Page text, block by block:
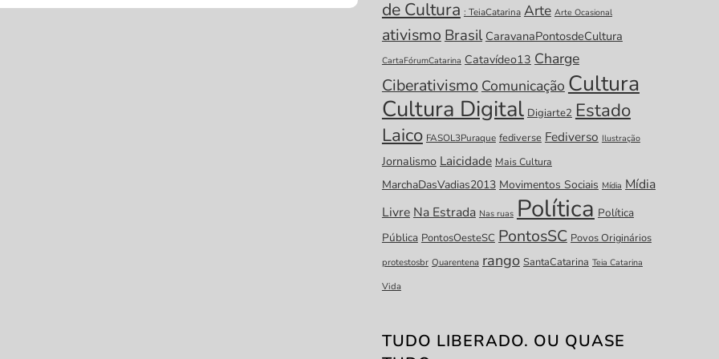
de Cultura : TeiaCatarina Arte Arte Ocasional
ativismo Brasil CaravanaPontosdeCultura
CartaFórumCatarina Catavídeo13 Charge
Ciberativismo Comunicação Cultura
Cultura Digital Digiarte2 Estado
Laico FASOL3Puraque fediverse Fediverso Ilustração
Jornalismo Laicidade Mais Cultura
MarchaDasVadias2013 Movimentos Sociais Mídia Mídia
Livre Na Estrada Nas ruas Política Política
Pública PontosOesteSC PontosSC Povos Originários
protestosbr Quarentena rango SantaCatarina Teia Catarina
Vida
TUDO LIBERADO. OU QUASE